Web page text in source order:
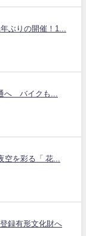
ぶりの開催！1...
へ バイクも...
空を彩る「 花...
録有形文化財へ